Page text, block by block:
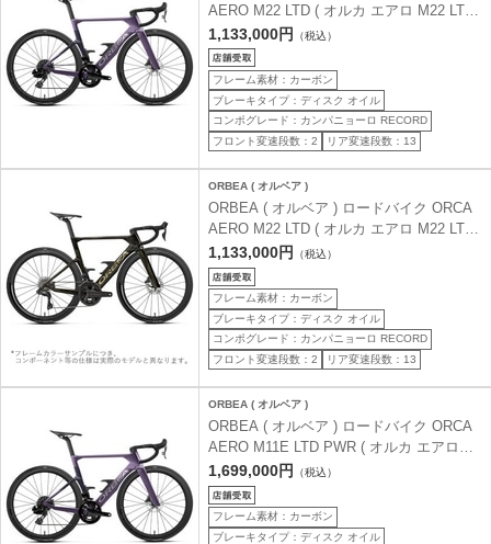
AERO M22 LTD ( オルカ エアロ M22 LTD
) ロイヤルプラム ( マット ) / ファンタジー
パープルカーボンビュー ( グロス ) 57 ( 身
長目安190cm前後 )
1,133,000円 （税込）
フレーム素材：カーボン
ブレーキタイプ：ディスク オイル
コンポグレード：カンパニョーロ RECORD
フロント変速段数：2
リア変速段数：13
ORBEA ( オルベア )
ORBEA ( オルベア ) ロードバイク ORCA
AERO M22 LTD ( オルカ エアロ M22 LTD
) マジックゴールドカーボンビュー / チタ
ニウム ( グロス ) 57 ( 身長目安190cm前後
)
1,133,000円 （税込）
フレーム素材：カーボン
ブレーキタイプ：ディスク オイル
コンポグレード：カンパニョーロ RECORD
フロント変速段数：2
リア変速段数：13
ORBEA ( オルベア )
ORBEA ( オルベア ) ロードバイク ORCA
AERO M11E LTD PWR ( オルカ エアロ
M11E LTD PWR ) ロイヤルプラム ( マット
) / ファンタジーパープルカーボンビュー (
グロス ) 47 ( 身長目安160cm前後 )
1,699,000円 （税込）
フレーム素材：カーボン
ブレーキタイプ：ディスク オイル